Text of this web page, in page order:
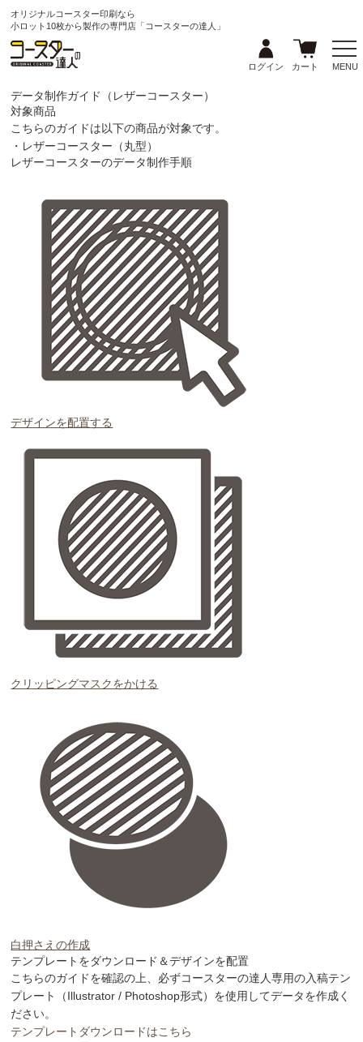
オリジナルコースター印刷なら
小ロット10枚から製作の専門店「コースターの達人」
ログイン カート MENU
データ制作ガイド（レザーコースター）
対象商品
こちらのガイドは以下の商品が対象です。
・レザーコースター（丸型）
レザーコースターのデータ制作手順
デザインを配置する
クリッピングマスクをかける
白押さえの作成
テンプレートをダウンロード＆デザインを配置
こちらのガイドを確認の上、必ずコースターの達人専用の入稿テン
プレート（Illustrator / Photoshop形式）を使用してデータを作成く
ださい。
テンプレートダウンロードはこちら